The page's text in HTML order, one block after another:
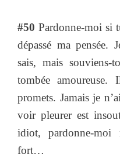
#50 Pardonne-moi si
dépassé ma pensée.
sais, mais
tombée
promets. Jamais je
voir pleurer est
idiot, pardonne-
fort…